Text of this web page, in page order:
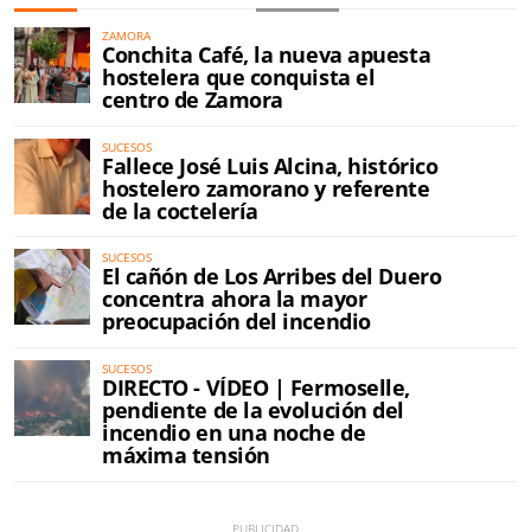
ZAMORA
Conchita Café, la nueva apuesta
hostelera que conquista el
centro de Zamora
SUCESOS
Fallece José Luis Alcina, histórico
hostelero zamorano y referente
de la coctelería
SUCESOS
El cañón de Los Arribes del Duero
concentra ahora la mayor
preocupación del incendio
SUCESOS
DIRECTO - VÍDEO | Fermoselle,
pendiente de la evolución del
incendio en una noche de
máxima tensión